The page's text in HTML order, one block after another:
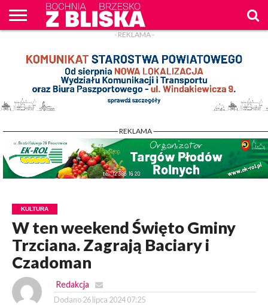
WPROST
REKLAM
- REKLAMA -
- REKLAMA -
KULTURA
W ten weekend Święto Gminy
Trzciana. Zagrają Baciary i
Czadoman
Redakcja
Dodano 26 lipca 2024 07:25